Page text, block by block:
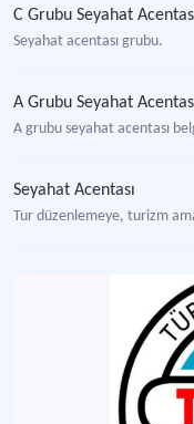
C Grubu Seyahat
Seyahat acentası grubu.
A Grubu Seyahat
A grubu seyahat acentası
Seyahat Acentası
Tur düzenlemeye, turizm
Türkiye Seyahat
Türkiye’de turizm sektörü
Seyahat Acentaları
Seyahat acentacılığına